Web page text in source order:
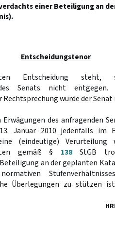
einer Beteiligung an
Entscheidungstenor
Entscheidung steht,
Senats nicht entgegen.
würde der
des anfragenden
Januar 2010 jedenfalls im
(eindeutige) Verurteilung
gemäß § 138StGB
an der geplanten
Überlegungen zu stützen